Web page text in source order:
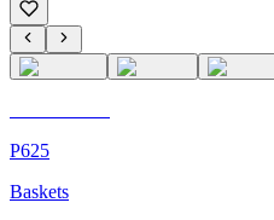
P625
Baskets